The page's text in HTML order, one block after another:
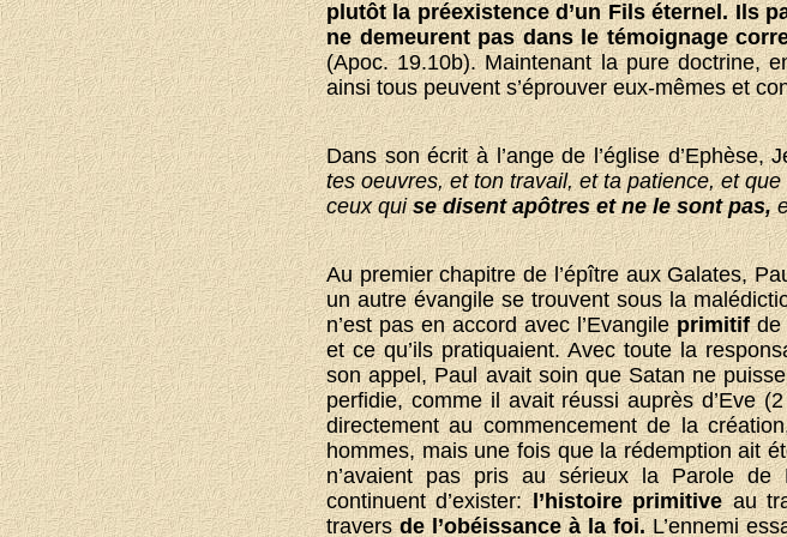
plutôt la préexistence d’un Fils éternel. Ils
ne demeurent pas dans le témoignage
(Apoc. 19.10b). Maintenant la pure doctrine,
ainsi tous peuvent s’éprouver eux-mêmes et
Dans son écrit à l’ange de l’église
tes oeuvres, et ton travail, et ta patience, et
ceux quise disent apôtres et ne le sont pas,
Au premier chapitre de l’épître aux Galates,
un autre évangile se trouvent sous la
n’est pas en accord avec l’Evangileprimitifde
et ce qu’ils pratiquaient. Avec toute la
son appel, Paul avait soin que Satan ne
perfidie, comme il avait réussi auprès d’Eve
directement au commencement de la
hommes, mais une fois que la rédemption ait
n’avaient pas pris au sérieux la Parole de
continuent d’exister:l’histoire primitiveau
traversde l’obéissance à la foi.L’ennemi